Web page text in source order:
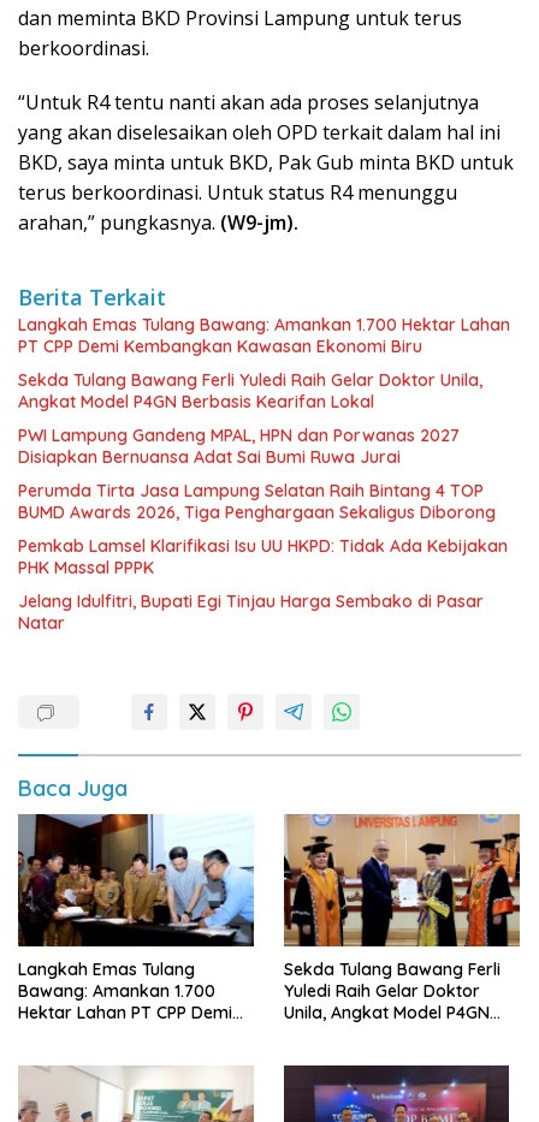
dan meminta BKD Provinsi Lampung untuk terus
berkoordinasi.
“Untuk R4 tentu nanti akan ada proses selanjutnya
yang akan diselesaikan oleh OPD terkait dalam hal ini
BKD, saya minta untuk BKD, Pak Gub minta BKD untuk
terus berkoordinasi. Untuk status R4 menunggu
arahan,” pungkasnya. (W9-jm).
Berita Terkait
Langkah Emas Tulang Bawang: Amankan 1.700 Hektar Lahan
PT CPP Demi Kembangkan Kawasan Ekonomi Biru
Sekda Tulang Bawang Ferli Yuledi Raih Gelar Doktor Unila,
Angkat Model P4GN Berbasis Kearifan Lokal
PWI Lampung Gandeng MPAL, HPN dan Porwanas 2027
Disiapkan Bernuansa Adat Sai Bumi Ruwa Jurai
Perumda Tirta Jasa Lampung Selatan Raih Bintang 4 TOP
BUMD Awards 2026, Tiga Penghargaan Sekaligus Diborong
Pemkab Lamsel Klarifikasi Isu UU HKPD: Tidak Ada Kebijakan
PHK Massal PPPK
Jelang Idulfitri, Bupati Egi Tinjau Harga Sembako di Pasar
Natar
Baca Juga
Langkah Emas Tulang
Bawang: Amankan 1.700
Hektar Lahan PT CPP Demi
Sekda Tulang Bawang Ferli
Yuledi Raih Gelar Doktor
Unila, Angkat Model P4GN